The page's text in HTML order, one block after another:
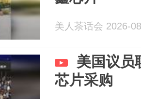
美人茶话会 2026-
美国议员
芯片采购